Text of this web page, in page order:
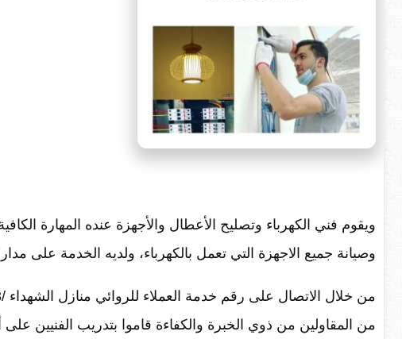
ويقوم فني الكهرباء وتصليح الأعطال والأجهزة عنده المهارة
وصيانة جميع الاجهزة التي تعمل بالكهرباء، ولديه الخدمة على مدار اليوم
من المقاولين من ذوي الخبرة والكفاءة قاموا بتدريب الفنيين